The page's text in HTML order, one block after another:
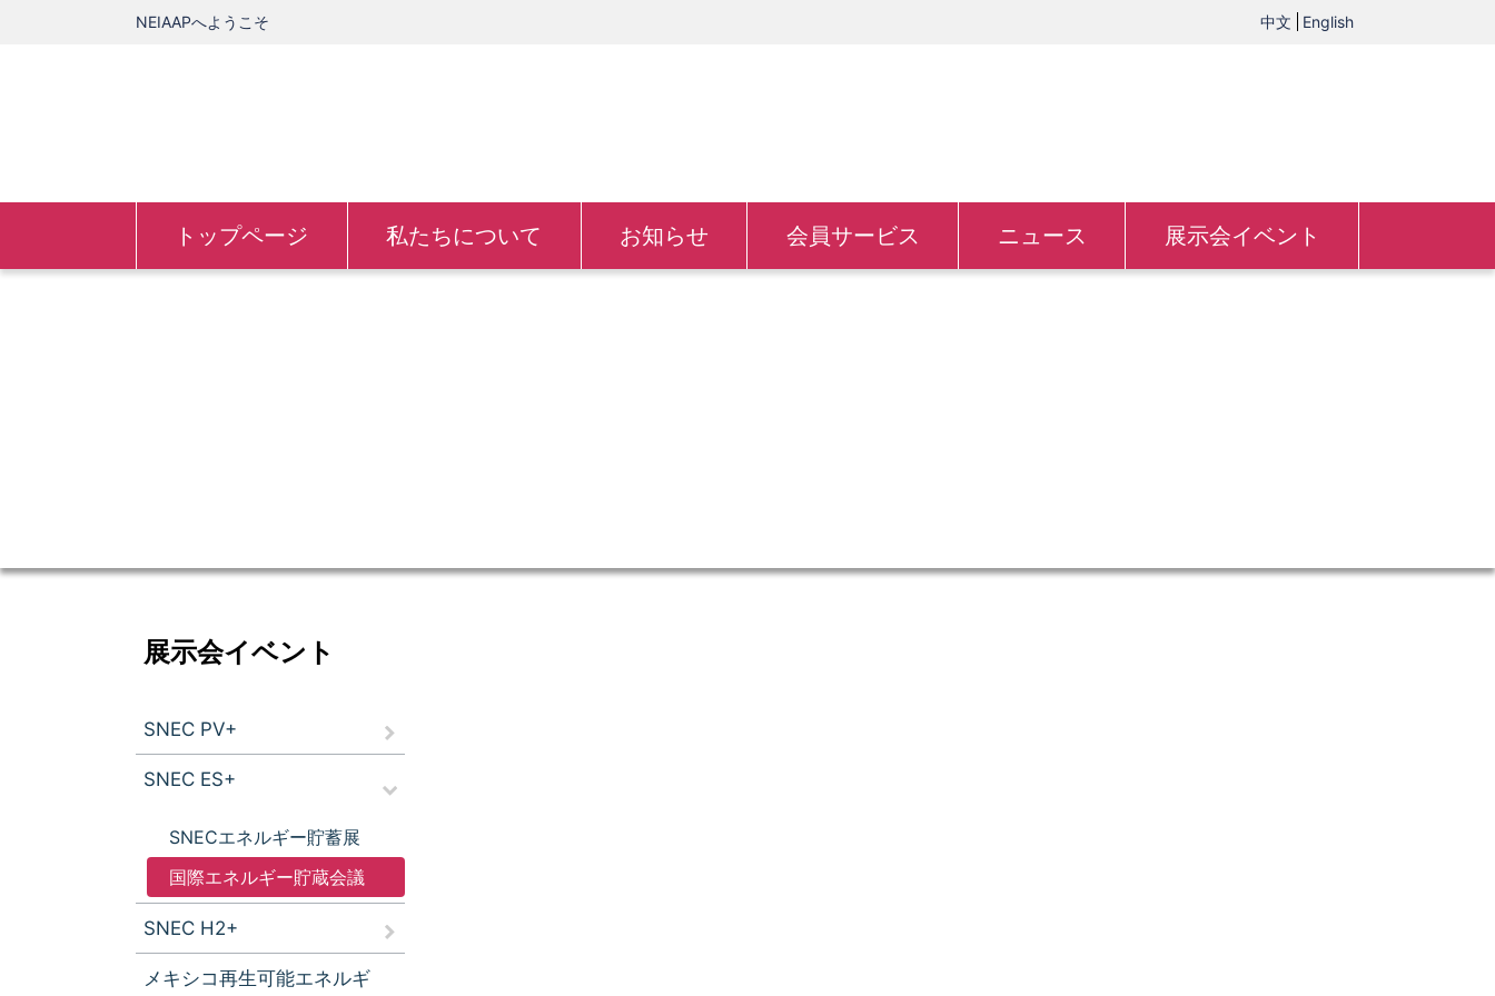
NEIAAPへようこそ 中文 English
トップページ 私たちについて お知らせ 会員サービス ニュース 展示会イベント
展示会イベント
SNEC PV+
SNEC ES+
SNECエネルギー貯蓄展
国際エネルギー貯蔵会議
SNEC H2+
メキシコ再生可能エネルギ